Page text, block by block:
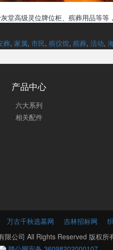
高级灵位牌位柜、殡葬用品等等
葬, 家属, 市民, 殡仪馆, 殡葬, 活动,
产品中心
六大系列
相关配件
万古千秋选墓网 吉林招标网
公司 All Rights Reserved 版权所